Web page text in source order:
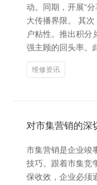
动。同期，开展“
大传播界限。 其
户粘性。推出积分
强主顾的回头率。
维修资讯
对市集营销的深
市集营销是企业竣
技巧。跟着市集竞
保收效，企业必须